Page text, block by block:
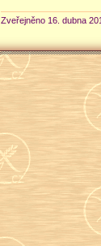
Zveřejněno 16. dubna